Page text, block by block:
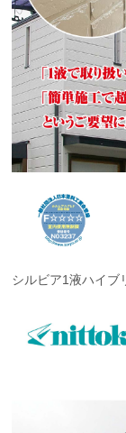
シルビア1液ハイブ